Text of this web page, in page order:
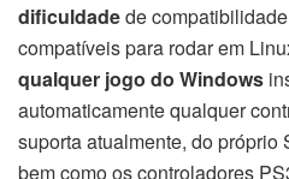
dificuldadede
compatíveis para rodar em
qualquer jogo do Windows
automaticamente qualquer
suporta atualmente, do próprio
bem como os controladores